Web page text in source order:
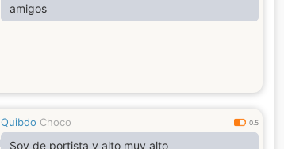
amigos
Quibdo Choco 0.5
Soy de portista y alto muy alto